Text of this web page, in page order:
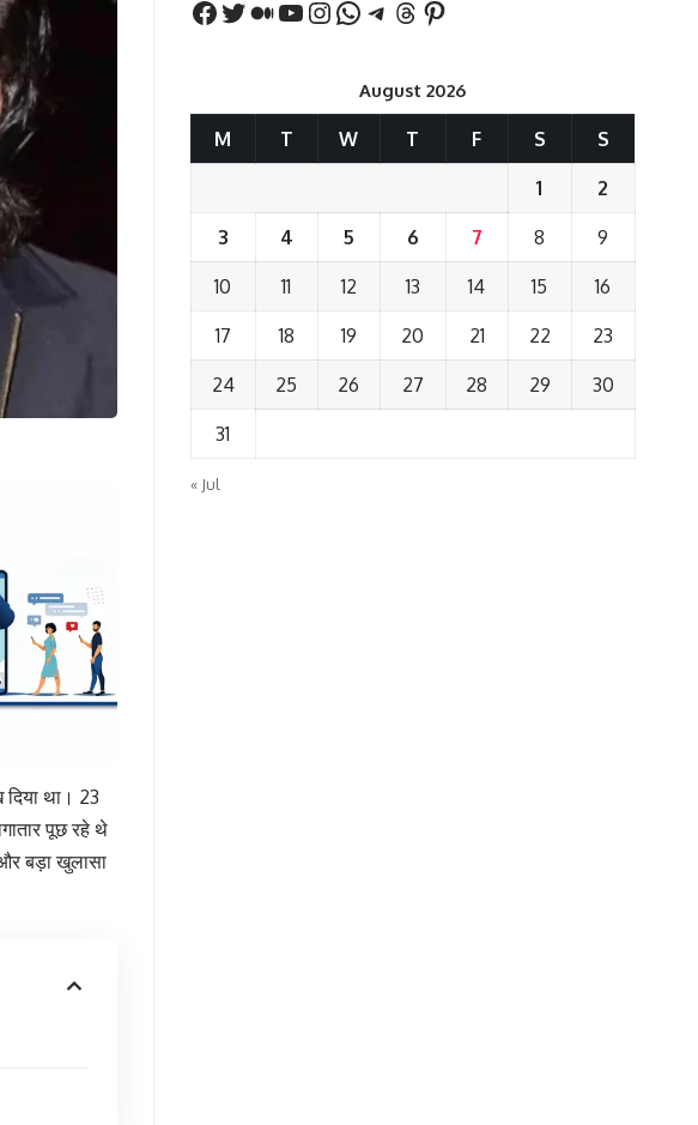
था। 23
पूछ रहे थे
बड़ा खुलासा
August 2026
M T W T F S S
1 2
3 4 5 6 7 8 9
10 11 12 13 14 15 16
17 18 19 20 21 22 23
24 25 26 27 28 29 30
31
« Jul